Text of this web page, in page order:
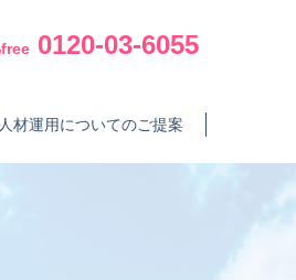
free 0120-03-6055
人材運用についてのご提案